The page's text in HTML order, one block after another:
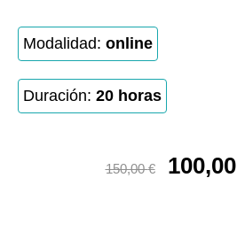
Modalidad: online
Duración: 20 horas
150,00€ 100,00